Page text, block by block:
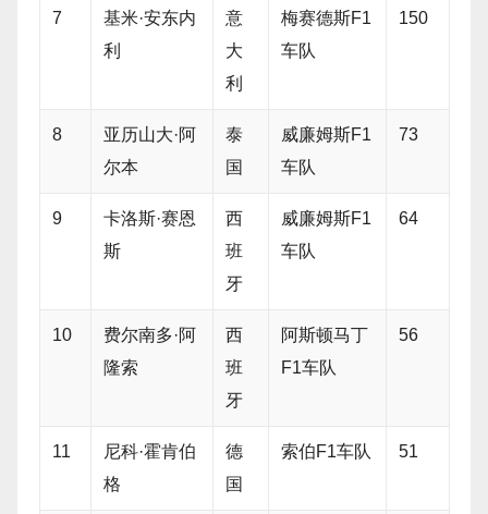
7
基米·安东内
利
意
大
利
梅赛德斯F1
车队
150
8
亚历山大·阿
尔本
泰
国
威廉姆斯F1
车队
73
9
卡洛斯·赛恩
斯
西
班
牙
威廉姆斯F1
车队
64
10
费尔南多·阿
隆索
西
班
牙
阿斯顿马丁
F1车队
56
11
尼科·霍肯伯
格
德
国
索伯F1车队 51